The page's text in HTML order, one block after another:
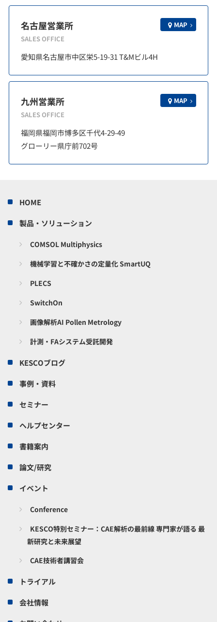
名古屋営業所
SALES OFFICE
MAP
愛知県名古屋市中区栄5-19-31 T&Mビル4H
九州営業所
SALES OFFICE
MAP
福岡県福岡市博多区千代4-29-49
グローリー県庁前702号
HOME
製品・ソリューション
COMSOL Multiphysics
機械学習と不確かさの定量化 SmartUQ
PLECS
SwitchOn
画像解析AI Pollen Metrology
計測・FAシステム受託開発
KESCOブログ
事例・資料
セミナー
ヘルプセンター
書籍案内
論文/研究
イベント
Conference
KESCO特別セミナー：CAE解析の最前線 専門家が語る 最
新研究と未来展望
CAE技術者講習会
トライアル
会社情報